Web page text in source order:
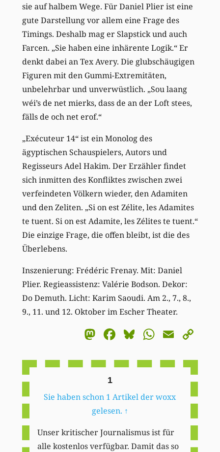
sie auf halbem Wege. Für Daniel Plier ist eine
gute Darstellung vor allem eine Frage des
Timings. Deshalb mag er Slapstick und auch
Farcen. „Sie haben eine inhärente Logik.“ Er
denkt dabei an Tex Avery. Die glubschäugigen
Figuren mit den Gummi-Extremitäten,
unbelehrbar und unverwüstlich. „Sou laang
wéi’s de net mierks, dass de an der Loft stees,
fälls de och net erof.“
„Exécuteur 14“ ist ein Monolog des
ägyptischen Schauspielers, Autors und
Regisseurs Adel Hakim. Der Erzähler findet
sich inmitten des Konfliktes zwischen zwei
verfeindeten Völkern wieder, den Adamiten
und den Zeliten. „Si on est Zélite, les Adamites
te tuent. Si on est Adamite, les Zélites te tuent.“
Die einzige Frage, die offen bleibt, ist die des
Überlebens.
Inszenierung: Frédéric Frenay. Mit: Daniel
Plier. Regieassistenz: Valérie Bodson. Dekor:
Do Demuth. Licht: Karim Saoudi. Am 2., 7., 8.,
9., 11. und 12. Oktober im Escher Theater.
Mastodon
Facebook
BlueskyEmail
1
Sie haben schon 1 Artikel der woxx
gelesen. ↑
Unser kritischer Journalismus ist für
alle kostenlos verfügbar. Damit das so